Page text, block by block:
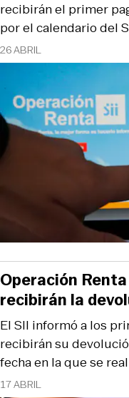
26 ABRIL
recibirán el primer
por el calendario del
17 ABRIL
El SII informó a los
recibirán su
fecha en la que se
Operación
recibirán la